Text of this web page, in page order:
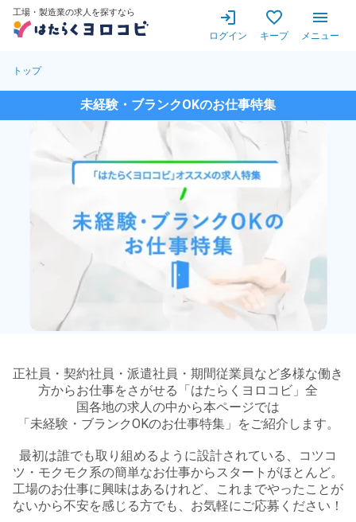
工場・製造業の求人を探すなら
ログイン キープ メニュー
トップ
未経験・ブランクOKのお仕事特集
正社員・契約社員・派遣社員・期間従業員など多様な働き
方からお仕事をさがせる「はたらくヨロコビ」全
国各地の求人の中から本ページでは
「未経験・ブランクOKのお仕事特集」をご紹介します。
最初は誰でも取り組めるように設計されている、コツコ
ツ・モクモク系の簡単なお仕事からスタートがほとんど。
工場のお仕事に興味はあるけれど、これまでやったことが
ないから不安を感じる方でも、 お気軽にご応募ください！